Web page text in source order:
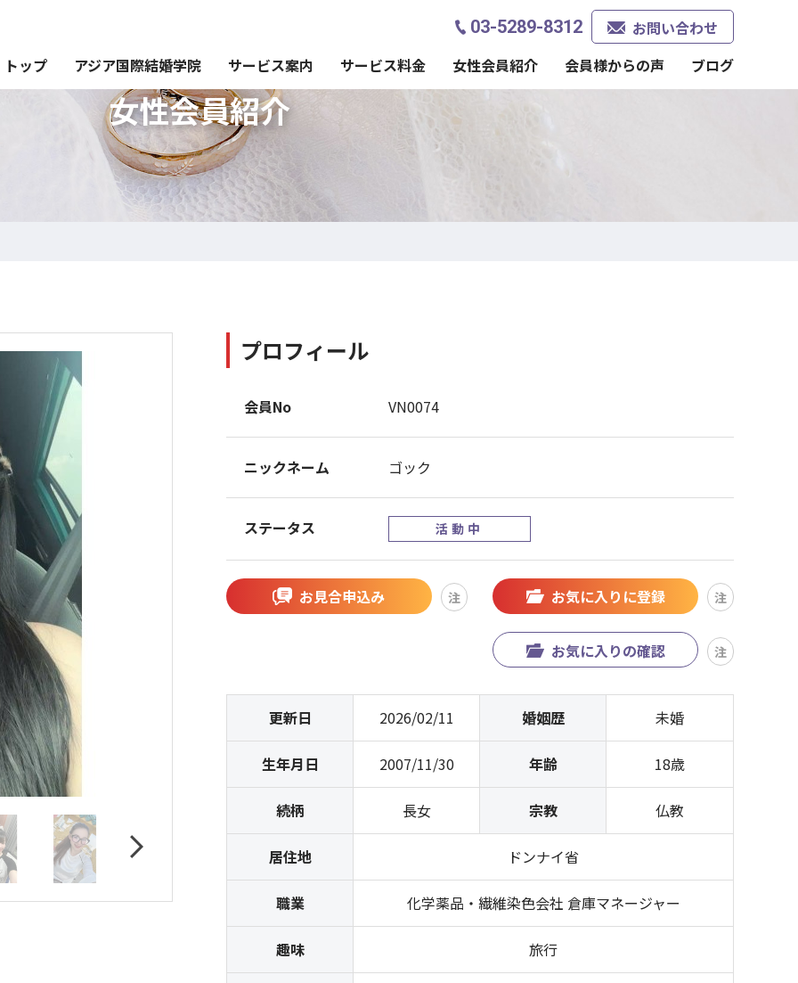
03-5289-8312
お問い合わせ
トップ
アジア国際結婚学院 サービス案内 サービス料金 女性会員紹介 会員様からの声 ブログ
女性会員紹介
プロフィール
会員No VN0074
ニックネーム ゴック
ステータス 活動中
お見合申込み 注 お気に入りに登録 注
お気に入りの確認 注
更新日 2026/02/11 婚姻歴 未婚
生年月日 2007/11/30 年齢 18歳
続柄 長女 宗教 仏教
居住地 ドンナイ省
職業 化学薬品・繊維染色会社 倉庫マネージャー
趣味 旅行